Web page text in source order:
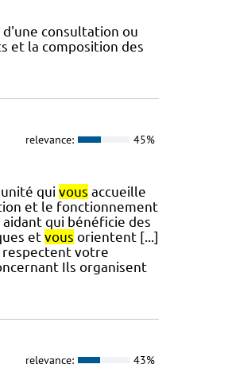
d'une consultation ou
et la composition des
relevance: 45%
qui vous accueille
et le fonctionnement
qui bénéficie des
et vous orientent [...]
respectent votre
Ils organisent
relevance: 43%